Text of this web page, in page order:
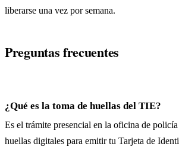
liberarse una vez por semana.
Preguntas frecuentes
¿Qué es la toma de huellas del TIE?
Es el trámite presencial en la oficina de
huellas digitales para emitir tu Tarjeta de